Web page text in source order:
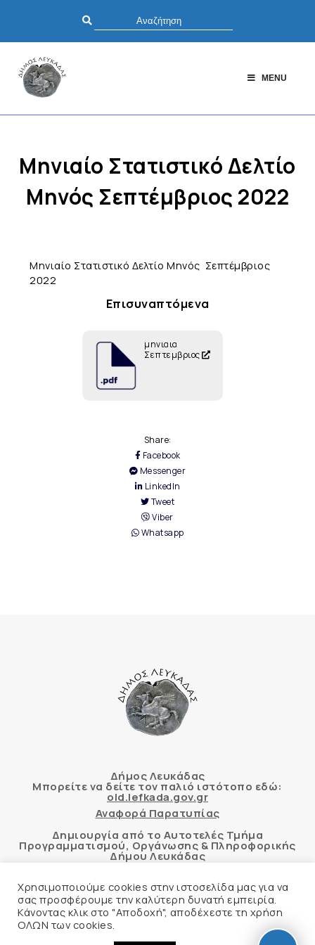
MENU
Μηνιαίο Στατιστικό Δελτίο
Μηνός Σεπτέμβριος 2022
Μηνιαίο Στατιστικό Δελτίο Μηνός Σεπτέμβριος
2022
Επισυναπτόμενα
μηνιαια
Σεπτεμβριος
Share:
Facebook
Messenger
LinkedIn
Tweet
Viber
Whatsapp
Δήμος Λευκάδας
Μπορείτε να δείτε τον παλιό ιστότοπο εδώ:
old.lefkada.gov.gr
Αναφορά Παρατυπίας
Δημιουργία από το Αυτοτελές Τμήμα
Προγραμματισμού, Οργάνωσης & Πληροφορικής
Δήμου Λευκάδας
Αυτόματος έλεγχος προσβασιμότητας
δικτυακού τόπου με βάση το πρότυπο WCAG 2.1
Χρησιμοποιούμε cookies στην ιστοσελίδα μας για να
σας προσφέρουμε την καλύτερη δυνατή εμπειρία.
Κάνοντας κλικ στο "Αποδοχή", αποδέχεστε τη χρήση
ΟΛΩΝ των cookies.